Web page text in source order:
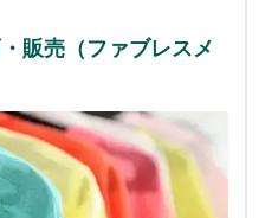
販売（ファブレスメ